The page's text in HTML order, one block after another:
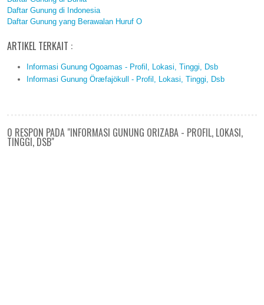
Daftar Gunung di Indonesia
Daftar Gunung yang Berawalan Huruf O
ARTIKEL TERKAIT :
Informasi Gunung Ogoamas - Profil, Lokasi, Tinggi, Dsb
Informasi Gunung Öræfajökull - Profil, Lokasi, Tinggi, Dsb
0 RESPON PADA "INFORMASI GUNUNG ORIZABA - PROFIL, LOKASI,
TINGGI, DSB"